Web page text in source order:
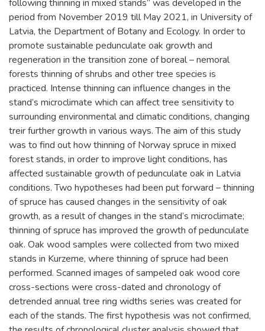
following thinning in mixed stands” was developed in the
period from November 2019 till May 2021, in University of
Latvia, the Department of Botany and Ecology. In order to
promote sustainable pedunculate oak growth and
regeneration in the transition zone of boreal – nemoral
forests thinning of shrubs and other tree species is
practiced. Intense thinning can influence changes in the
stand’s microclimate which can affect tree sensitivity to
surrounding environmental and climatic conditions, changing
treir further growth in various ways. The aim of this study
was to find out how thinning of Norway spruce in mixed
forest stands, in order to improve light conditions, has
affected sustainable growth of pedunculate oak in Latvia
conditions. Two hypotheses had been put forward – thinning
of spruce has caused changes in the sensitivity of oak
growth, as a result of changes in the stand’s microclimate;
thinning of spruce has improved the growth of pedunculate
oak. Oak wood samples were collected from two mixed
stands in Kurzeme, where thinning of spruce had been
performed. Scanned images of sampeled oak wood core
cross-sections were cross-dated and chronology of
detrended annual tree ring widths series was created for
each of the stands. The first hypothesis was not confirmed,